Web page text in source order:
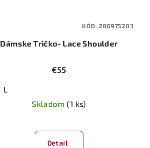
Dámske Tričko- Lace Shoulder
€55
L
Skladom(1 ks)
Detail
KÓD:286975203